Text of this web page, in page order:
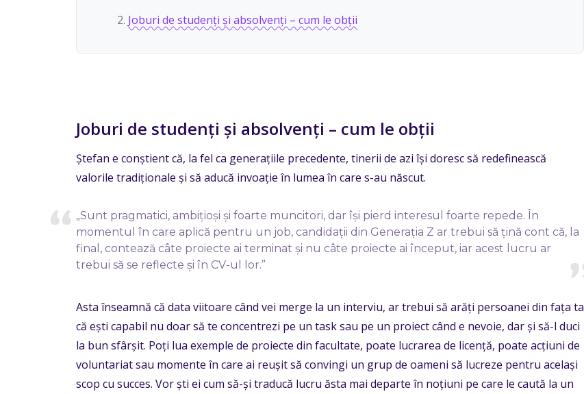
Joburi de studenți și absolvenți – cum le obții
Joburi de studenți și absolvenți – cum le obții
Ștefan e conștient că, la fel ca generațiile precedente, tinerii de azi își doresc să redefinească
valorile tradiționale și să aducă invoație în lumea în care s-au născut.
„Sunt pragmatici, ambițioși și foarte muncitori, dar își pierd interesul foarte repede. În
momentul în care aplică pentru un job, candidații din Generația Z ar trebui să țină cont că, la
final, contează câte proiecte ai terminat și nu câte proiecte ai început, iar acest lucru ar
trebui să se reflecte și în CV-ul lor.”
Asta înseamnă că data viitoare când vei merge la un interviu, ar trebui să arăți persoanei din fața ta
că ești capabil nu doar să te concentrezi pe un task sau pe un proiect când e nevoie, dar și să-l duci
la bun sfârșit. Poți lua exemple de proiecte din facultate, poate lucrarea de licență, poate acțiuni de
voluntariat sau momente în care ai reușit să convingi un grup de oameni să lucreze pentru același
scop cu succes. Vor ști ei cum să-și traducă lucru ăsta mai departe în noțiuni pe care le caută la un